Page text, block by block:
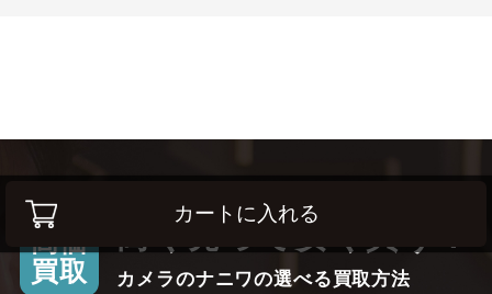
カートに入れる
高価
買取
カメラのナニワの選べる買取方法